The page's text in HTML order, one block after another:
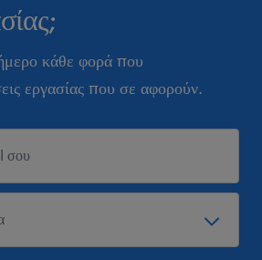
κάθε φορά που
εργασίας που σε αφορούν.